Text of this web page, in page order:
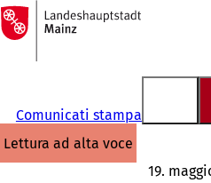
Vai al contenuto
Alla
pagina
iniziale
Comunicati stampa
lettura ad alta voce
19.